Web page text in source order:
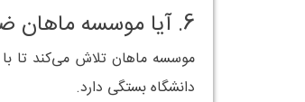
6. آیا موسسه ماهان ضمانتی برای پذیرش پایان‌نامه ارائه می‌دهد؟
موسسه ماهان تلاش می‌کند تا با
دانشگاه بستگی دارد.